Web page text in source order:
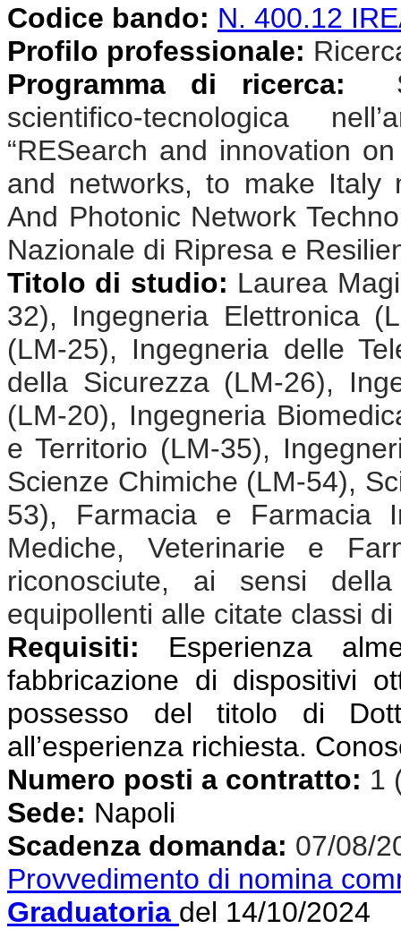
Codice bando: N. 400.12
Profilo professionale:
Programma di ricerca:
scientifico-tecnologica
“RESearch and innovation
and networks, to make Italy
And Photonic Network
Nazionale di Ripresa e
Titolo di studio: Laurea
32), Ingegneria Elettronica
(LM-25), Ingegneria delle
della Sicurezza (LM-26),
(LM-20), Ingegneria
e Territorio (LM-35),
Scienze Chimiche (LM-54),
53), Farmacia e Farmacia
Mediche, Veterinarie e
riconosciute, ai sensi
equipollenti alle citate classi
Requisiti: Esperienza
fabbricazione di dispositivi
possesso del titolo di
all’esperienza richiesta.
Numero posti a contratto: 1
Sede: Napoli
Scadenza domanda: 07/08/
Provvedimento di nomina
Graduatoria del 14/10/2024